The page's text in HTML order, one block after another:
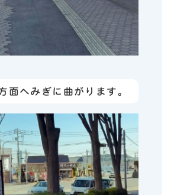
面へみぎに曲がります。